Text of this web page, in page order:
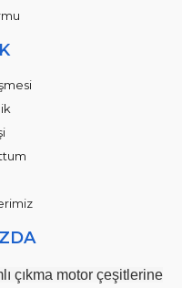
çıkma motor çeşitlerine